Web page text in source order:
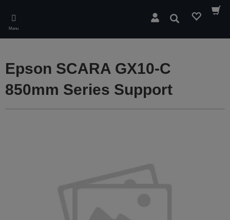
main
content
Menu
Rechercher
Epson SCARA GX10-C
850mm Series Support